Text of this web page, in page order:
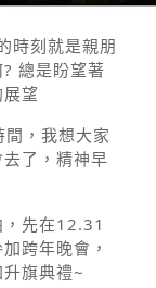
時刻就是親朋
總是盼望著
望
，我想大家
了，精神早
先在12.31
跨年晚會，
旗典禮~